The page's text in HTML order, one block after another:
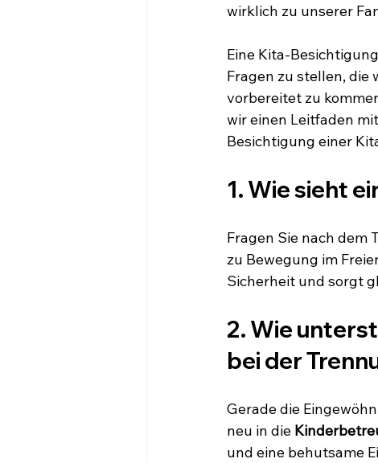
wirklich zu unserer
Eine Kita-
Fragen zu stellen, die
vorbereitet zu
wir einen Leitfaden
Besichtigung einer
1. Wie sieht
Fragen Sie nach dem
zu Bewegung im
Sicherheit und sorgt
2. Wie
bei der
Gerade die
neu in die
und eine behutsame